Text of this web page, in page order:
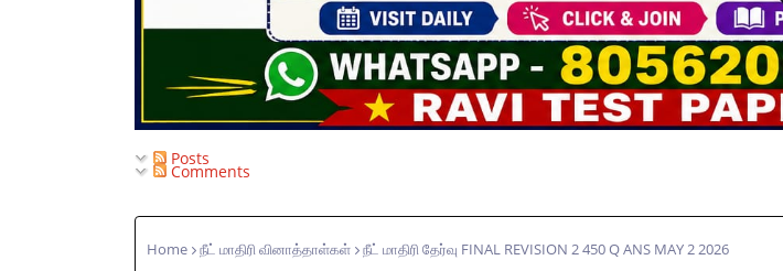
Posts
Comments
Home நீட் மாதிரி வினாத்தாள்கள் நீட் மாதிரி தேர்வு FINAL REVISION 2 450 Q ANS MAY 2 2026